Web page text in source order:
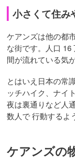
小さくて住み
ケアンズは他の都
な街です。人口
間が流れている気
とはいえ日本の常
ッチハイク、ナイ
夜は裏通りなど人
数人で 行動するよ
ケアンズの